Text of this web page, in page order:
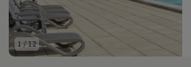
1/12